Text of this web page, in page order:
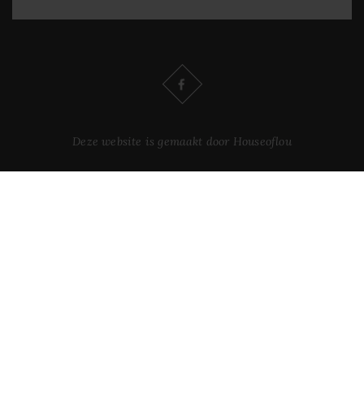
Deze website is gemaakt door Houseoflou